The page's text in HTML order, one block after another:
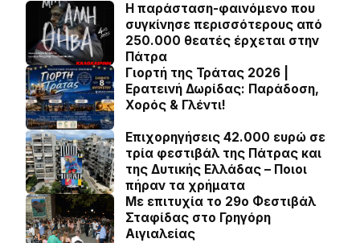
Η παράσταση-φαινόμενο που
συγκίνησε περισσότερους από
250.000 θεατές έρχεται στην
Πάτρα
Γιορτή της Τράτας 2026 |
Ερατεινή Δωρίδας: Παράδοση,
Χορός & Γλέντι!
Επιχορηγήσεις 42.000 ευρώ σε
τρία φεστιβάλ της Πάτρας και
της Δυτικής Ελλάδας – Ποιοι
πήραν τα χρήματα
Με επιτυχία το 29ο Φεστιβάλ
Σταφίδας στο Γρηγόρη
Aιγιαλείας